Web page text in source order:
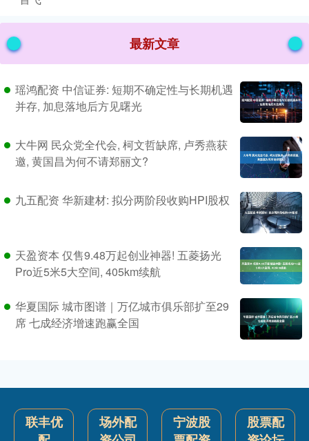
最新文章
瑶鸿配资 中信证券: 短期不确定性与长期机遇
并存, 加息落地后方见曙光
大牛网 民众党全代会, 柯文哲缺席, 卢秀燕获
邀, 黄国昌为何不请郑丽文?
九五配资 华新建材: 拟分两阶段收购HPI股权
天盈资本 仅售9.48万起创业神器! 五菱扬光
Pro近5米5大空间, 405km续航
华夏国际 城市图谱｜万亿城市俱乐部扩至29
席 七成经济增速跑赢全国
联丰优
场外配
宁波股
股票配